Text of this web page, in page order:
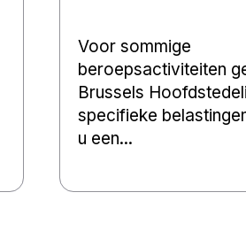
Voor sommige
beroepsactiviteiten
Brussels
specifieke
u een...